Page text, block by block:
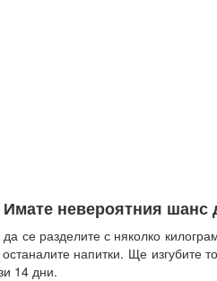
Имате невероятния шанс
се разделите с няколко
напитки. Ще изгубите
14 дни.